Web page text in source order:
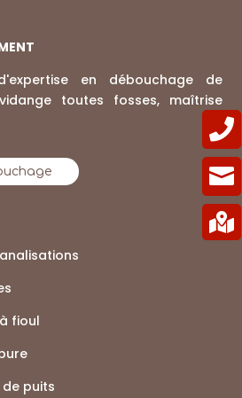
en débouchage de
toutes fosses, maîtrise
fioul
puits


